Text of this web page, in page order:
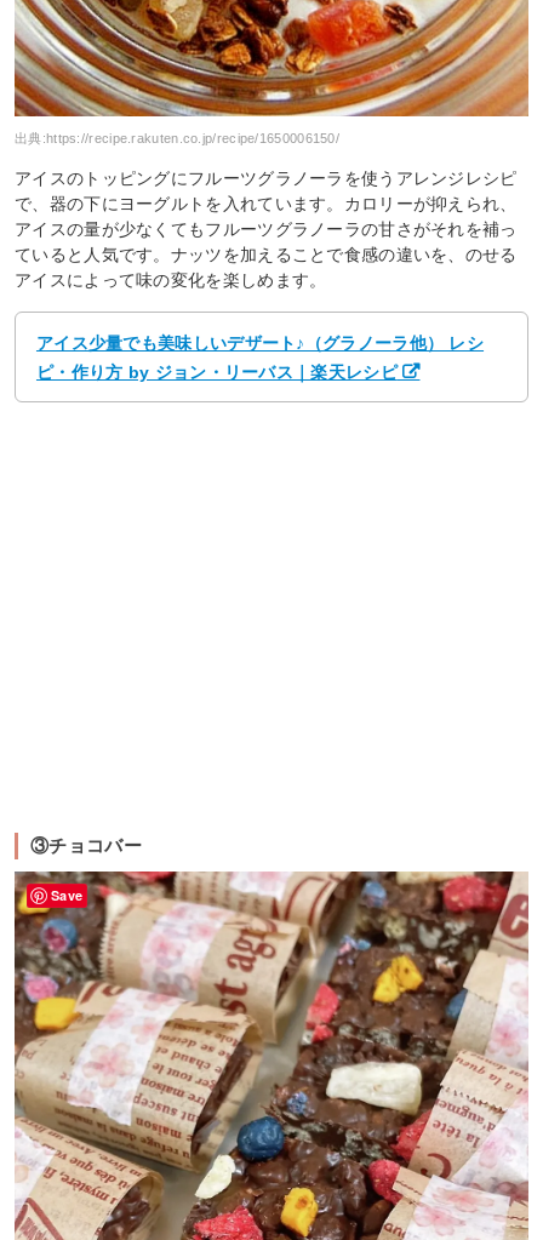
出典:https://recipe.rakuten.co.jp/recipe/1650006150/
アイスのトッピングにフルーツグラノーラを使うアレンジレシピ
で、器の下にヨーグルトを入れています。カロリーが抑えられ、
アイスの量が少なくてもフルーツグラノーラの甘さがそれを補っ
ていると人気です。ナッツを加えることで食感の違いを、のせる
アイスによって味の変化を楽しめます。
アイス少量でも美味しいデザート♪（グラノーラ他） レシ
ピ・作り方 by ジョン・リーバス｜楽天レシピ
③チョコバー
Save